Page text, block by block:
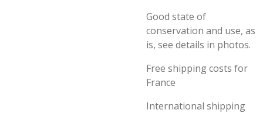
Good state of
conservation and use, as
is, see details in photos.
Free shipping costs for
France
International shipping